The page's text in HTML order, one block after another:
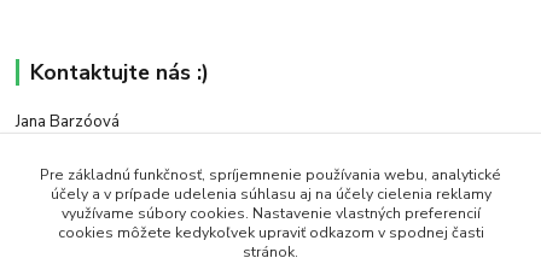
Kontaktujte nás :)
Jana Barzóová
(PO - PIA, 8:00 - 18:00)
objednavky@naturaj.sk
Pre základnú funkčnosť, spríjemnenie používania webu, analytické
účely a v prípade udelenia súhlasu aj na účely cielenia reklamy
využívame súbory cookies. Nastavenie vlastných preferencií
cookies môžete kedykoľvek upraviť odkazom v spodnej časti
stránok.